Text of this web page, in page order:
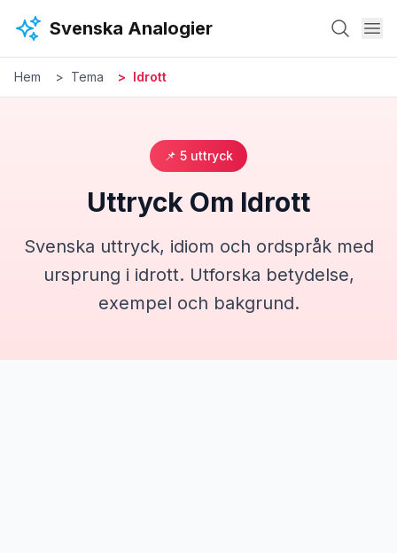
Svenska Analogier
Hem Tema Idrott
📌 5 uttryck
Uttryck Om Idrott
Svenska uttryck, idiom och ordspråk med
ursprung i idrott. Utforska betydelse,
exempel och bakgrund.